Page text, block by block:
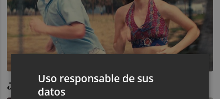
¿Es inevitable la recesión?
Uso responsable de sus
datos